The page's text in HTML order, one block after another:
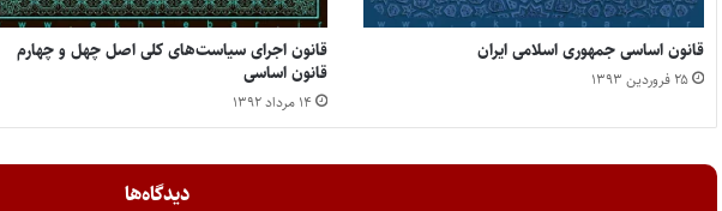
قانون اساسی جمهوری اسلامی ایران
۲۵ فروردین ۱۳۹۳
قانون اجرای سیاست‌های کلی اصل چهل و چهارم
قانون اساسی
۱۴ مرداد ۱۳۹۲
دیدگاه‌ها